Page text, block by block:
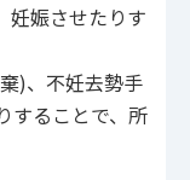
妊娠させたりす
)、不妊去勢手
することで、所